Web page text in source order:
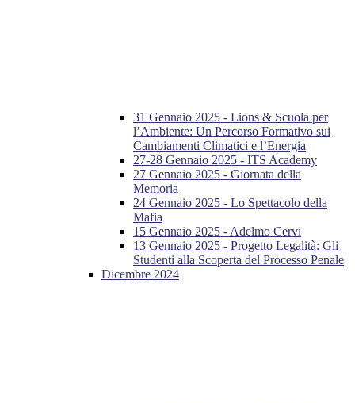
31 Gennaio 2025 - Lions & Scuola per
l’Ambiente: Un Percorso Formativo sui
Cambiamenti Climatici e l’Energia
27-28 Gennaio 2025 - ITS Academy
27 Gennaio 2025 - Giornata della
Memoria
24 Gennaio 2025 - Lo Spettacolo della
Mafia
15 Gennaio 2025 - Adelmo Cervi
13 Gennaio 2025 - Progetto Legalità: Gli
Studenti alla Scoperta del Processo Penale
Dicembre 2024